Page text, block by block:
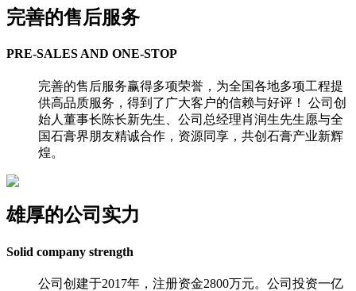
完善的售后服务
PRE-SALES AND ONE-STOP
完善的售后服务赢得多项荣誉，为全国各地多项工程提
供高品质服务，得到了广大客户的信赖与好评！ 公司创
始人董事长陈长新先生、公司总经理肖润生先生愿与全
国石膏界朋友精诚合作，资源同享，共创石膏产业新辉
煌。
雄厚的公司实力
Solid company strength
公司创建于2017年，注册资金2800万元。公司投资一亿